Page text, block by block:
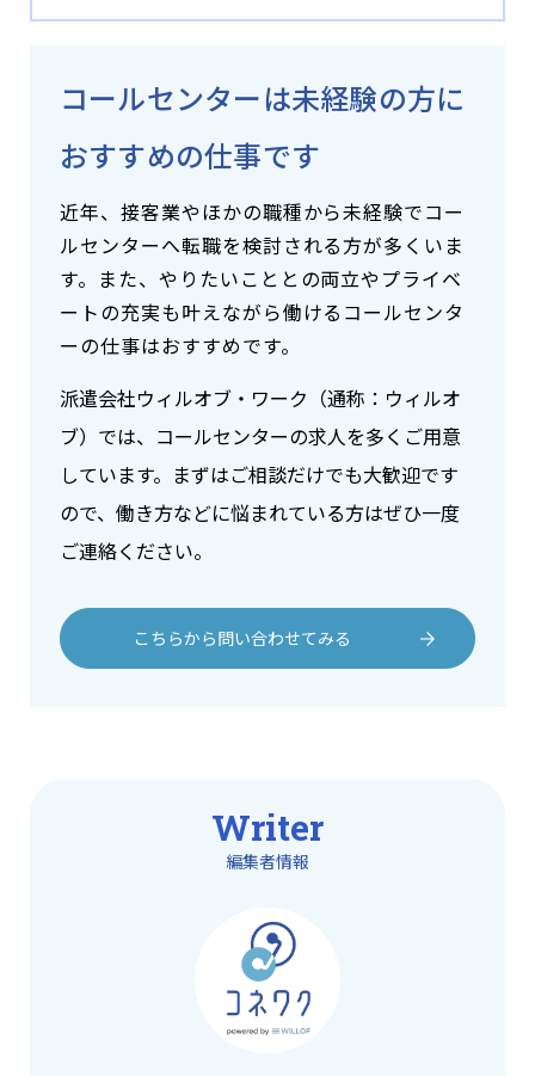
コールセンターは未経験の方に
おすすめの仕事です
近年、接客業やほかの職種から未経験でコー
ルセンターへ転職を検討される方が多くいま
す。また、やりたいこととの両立やプライベ
ートの充実も叶えながら働けるコールセンタ
ーの仕事はおすすめです。
派遣会社ウィルオブ・ワーク（通称：ウィルオ
ブ）では、コールセンターの求人を多くご用意
しています。まずはご相談だけでも大歓迎です
ので、働き方などに悩まれている方はぜひ一度
ご連絡ください。
こちらから問い合わせてみる
Writer
編集者情報